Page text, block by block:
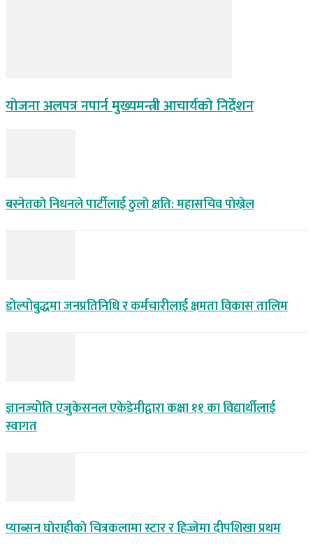
योजना अलपत्र नपार्न मुख्यमन्त्री आचार्यको निर्देशन
बस्नेतकाे निधनले पार्टीलाई ठुलाे क्षति: महासचिव पाेख्रेल
डोल्पोबुद्धमा जनप्रतिनिधि र कर्मचारीलाई क्षमता विकास तालिम
ज्ञानज्योति एजुकेसनल एकेडेमीद्वारा कक्षा ११ का विद्यार्थीलाई
स्वागत
प्याब्सन घाेराहीकाे चित्रकलामा स्टार र हिज्जेमा दीपशिखा प्रथम